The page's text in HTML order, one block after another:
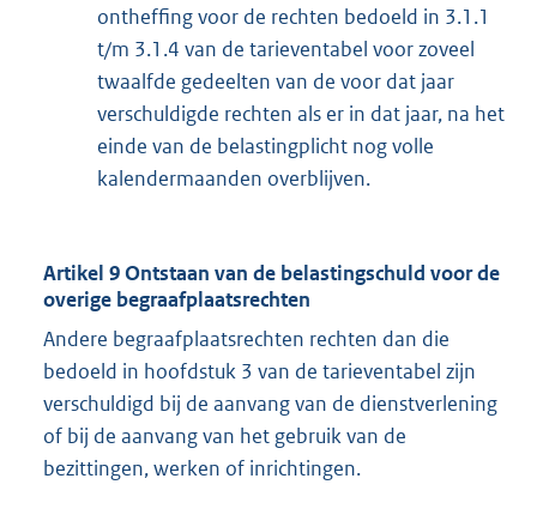
ontheffing voor de rechten bedoeld in 3.1.1
t/m 3.1.4 van de tarieventabel voor zoveel
twaalfde gedeelten van de voor dat jaar
verschuldigde rechten als er in dat jaar, na het
einde van de belastingplicht nog volle
kalendermaanden overblijven.
Artikel 9 Ontstaan van de belastingschuld voor de
overige begraafplaatsrechten
Andere begraafplaatsrechten rechten dan die
bedoeld in hoofdstuk 3 van de tarieventabel zijn
verschuldigd bij de aanvang van de dienstverlening
of bij de aanvang van het gebruik van de
bezittingen, werken of inrichtingen.